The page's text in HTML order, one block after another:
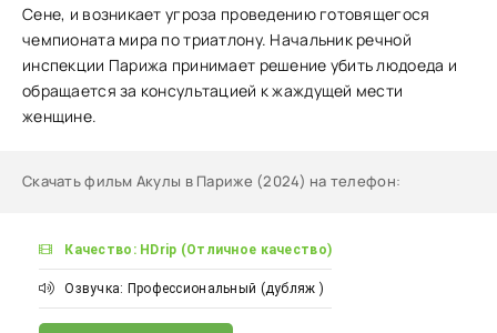
Сене, и возникает угроза проведению готовящегося
чемпионата мира по триатлону. Начальник речной
инспекции Парижа принимает решение убить людоеда и
обращается за консультацией к жаждущей мести
женщине.
Скачать фильм Акулы в Париже (2024) на телефон:
Качество: HDrip (Отличное качество)
Озвучка: Профессиональный (дубляж )